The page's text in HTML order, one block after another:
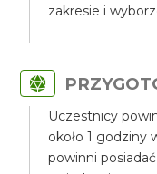
zakresie i
Uczestnicy
około 1
powinni